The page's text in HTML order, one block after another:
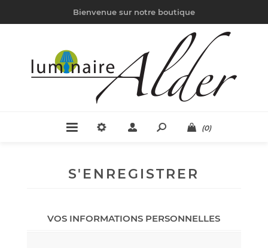
Bienvenue sur notre boutique
(0)
S'ENREGISTRER
VOS INFORMATIONS PERSONNELLES